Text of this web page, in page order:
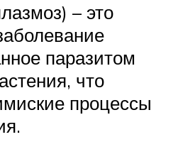
– это
паразитом
что
процессы